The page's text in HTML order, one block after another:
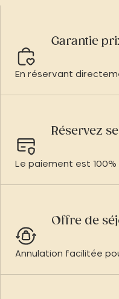
Garantie
En réservant
Réservez
Le paiement est 100%
Offre de
Annulation facilitée